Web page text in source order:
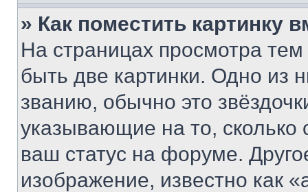
» Как поместить картинку
На страницах просмотра
быть две картинки. Одно из
званию, обычно это
указывающие на то,
ваш статус на форуме.
изображение, известно как